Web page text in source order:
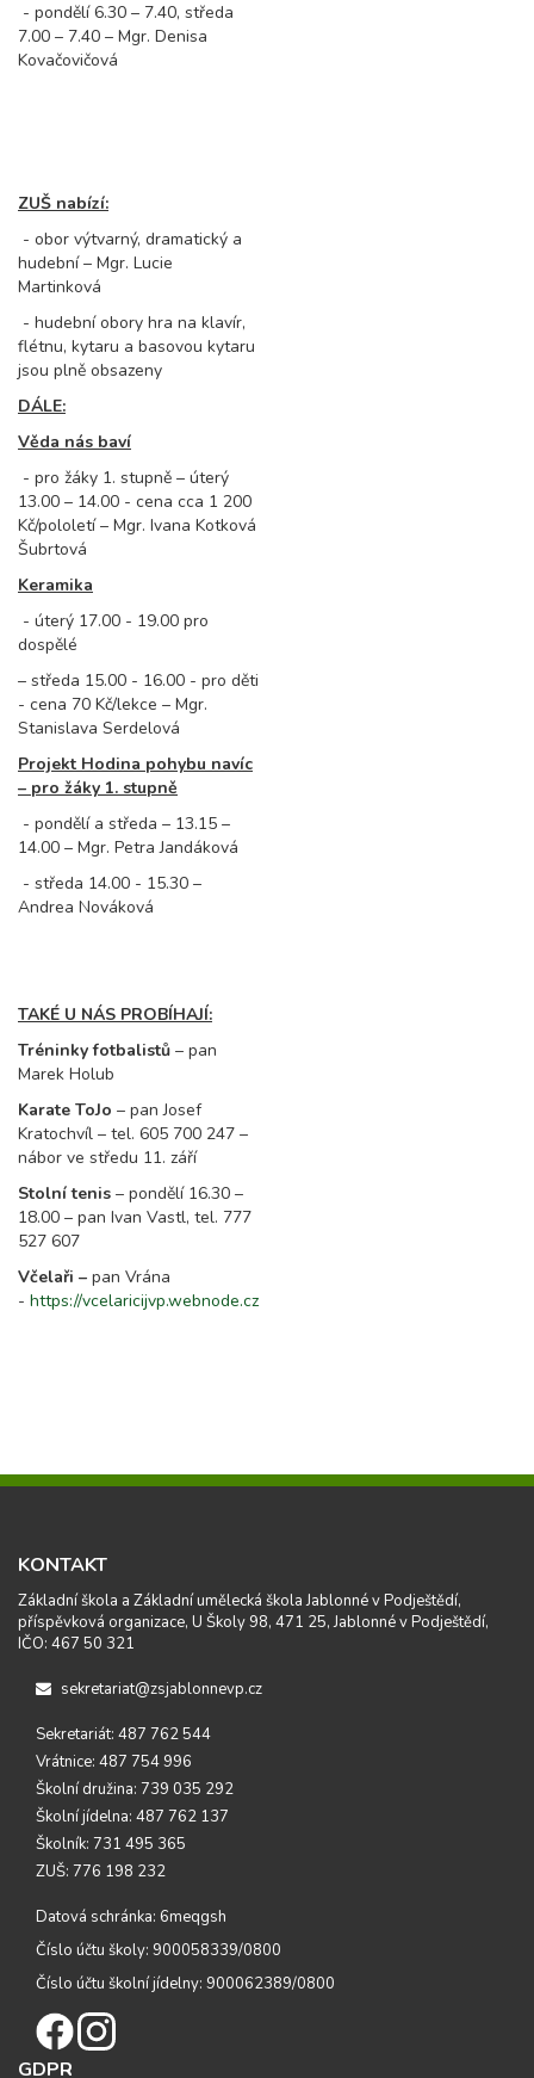
- pondělí 6.30 – 7.40, středa
7.00 – 7.40 – Mgr. Denisa
Kovačovičová
ZUŠ nabízí:
- obor výtvarný, dramatický a
hudební – Mgr. Lucie
Martinková
- hudební obory hra na klavír,
flétnu, kytaru a basovou kytaru
jsou plně obsazeny
DÁLE:
Věda nás baví
- pro žáky 1. stupně – úterý
13.00 – 14.00 - cena cca 1 200
Kč/pololetí – Mgr. Ivana Kotková
Šubrtová
Keramika
- úterý 17.00 - 19.00 pro
dospělé
– středa 15.00 - 16.00 - pro děti
- cena 70 Kč/lekce – Mgr.
Stanislava Serdelová
Projekt Hodina pohybu navíc
– pro žáky 1. stupně
- pondělí a středa – 13.15 –
14.00 – Mgr. Petra Jandáková
- středa 14.00 - 15.30 –
Andrea Nováková
TAKÉ U NÁS PROBÍHAJÍ:
Tréninky fotbalistů – pan
Marek Holub
Karate ToJo – pan Josef
Kratochvíl – tel. 605 700 247 –
nábor ve středu 11. září
Stolní tenis – pondělí 16.30 –
18.00 – pan Ivan Vastl, tel. 777
527 607
Včelaři – pan Vrána
- https://vcelaricijvp.webnode.cz
KONTAKT
Základní škola a Základní umělecká škola Jablonné v Podještědí,
příspěvková organizace, U Školy 98, 471 25, Jablonné v Podještědí,
IČO: 467 50 321
sekretariat@zsjablonnevp.cz
Sekretariát: 487 762 544
Vrátnice: 487 754 996
Školní družina: 739 035 292
Školní jídelna: 487 762 137
Školník: 731 495 365
ZUŠ: 776 198 232
Datová schránka: 6meqgsh
Číslo účtu školy: 900058339/0800
Číslo účtu školní jídelny: 900062389/0800
GDPR